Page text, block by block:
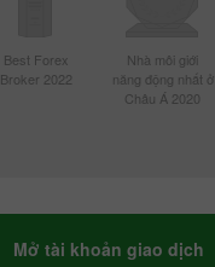
Best Forex
Broker 2022
Nhà môi giới
năng động nhất ở
Châu Á 2020
Mở tài khoản giao dịch